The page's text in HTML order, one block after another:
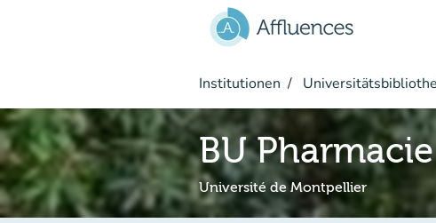
Institutionen
BU Pharmacie
Université de Montpellier